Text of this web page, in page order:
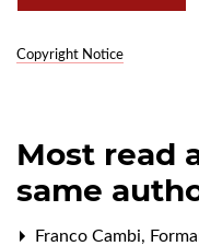
Copyright Notice
Most read
same
Franco Cambi,